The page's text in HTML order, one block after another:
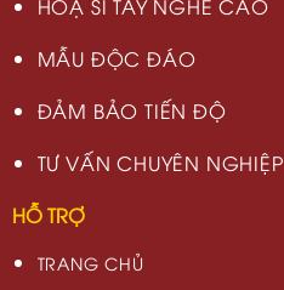
HOẠ SĨ TAY NGHỀ CAO
MẪU ĐỘC ĐÁO
ĐẢM BẢO TIẾN ĐỘ
TƯ VẤN CHUYÊN NGHIỆP
HỖ TRỢ
TRANG CHỦ